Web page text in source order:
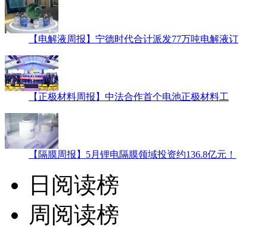
【电解液周报】宁德时代合计派发77万吨电解液订
【正极材料周报】中法合作首个电池正极材料工
【隔膜周报】5月锂电隔膜领域投资约136.8亿元！
日阅读榜
周阅读榜